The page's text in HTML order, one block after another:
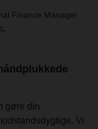
Finance Manager.
gøre din
Vi